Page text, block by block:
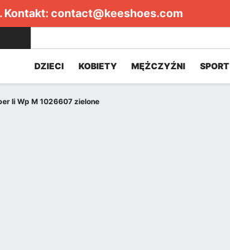
Kontakt: contact@keeshoes.com
DZIECI KOBIETY MĘŻCZYŹNI SPORT
Ii Wp M 1026607 zielone